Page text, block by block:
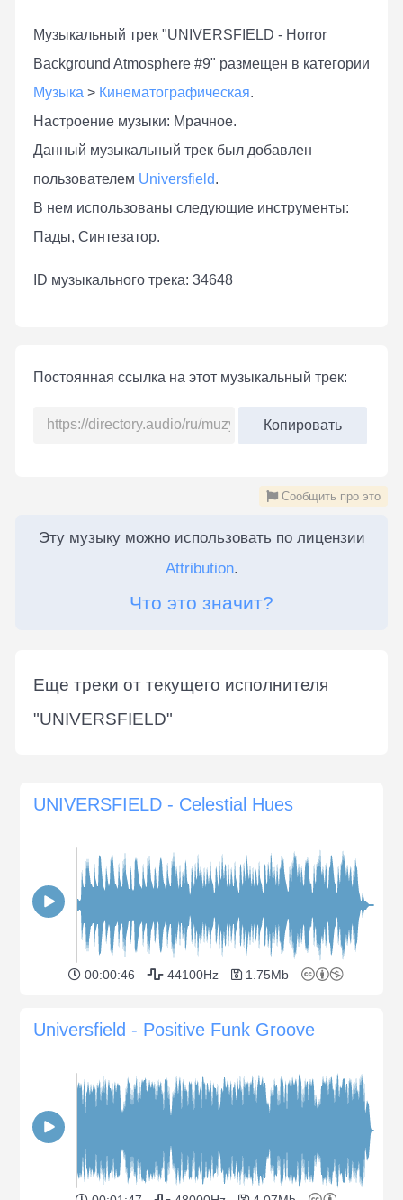
Музыкальный трек "UNIVERSFIELD - Horror
Background Atmosphere #9" размещен в категории
Музыка > Кинематографическая.
Настроение музыки: Мрачное.
Данный музыкальный трек был добавлен
пользователем Universfield.
В нем использованы следующие инструменты:
Пады, Синтезатор.
ID музыкального трека: 34648
Постоянная ссылка на этот музыкальный трек:
Копировать
Сообщить про это
Эту музыку можно использовать по лицензии
Attribution.
Что это значит?
Еще треки от текущего исполнителя
"UNIVERSFIELD"
UNIVERSFIELD - Celestial Hues
00:00:46 44100Hz 1.75Mb
Universfield - Positive Funk Groove